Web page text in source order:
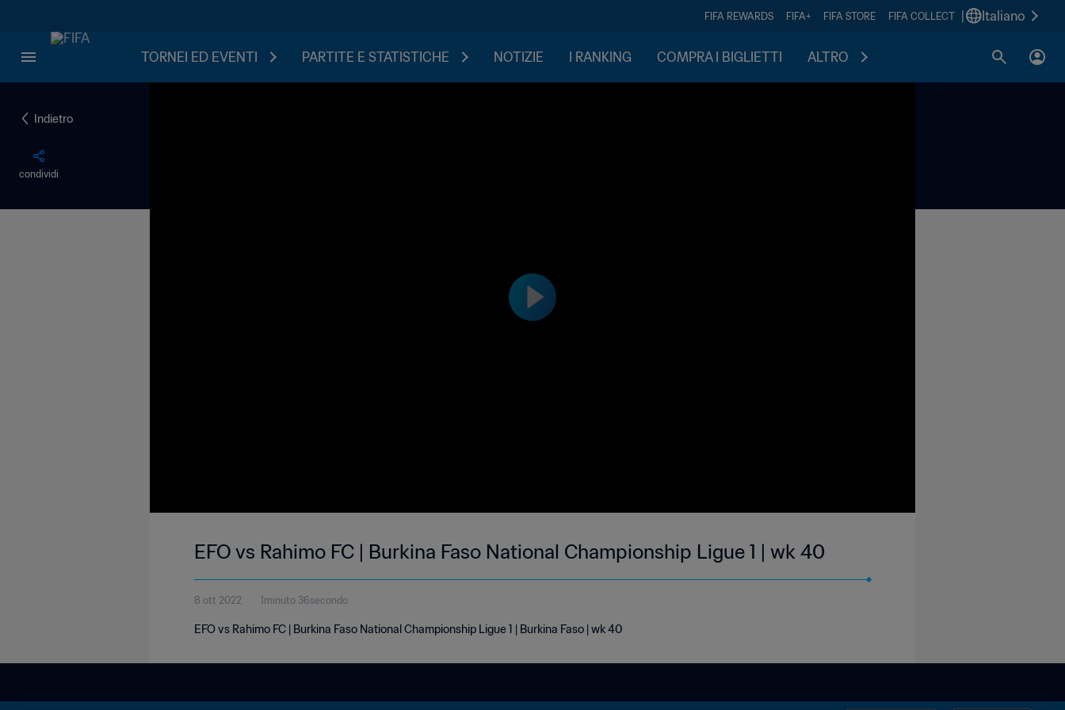
FIFA REWARDS FIFA+ FIFA STORE FIFA COLLECT Italiano
TORNEI ED EVENTI PARTITE E STATISTICHE NOTIZIE I RANKING COMPRA I BIGLIETTI ALTRO
Indietro
condividi
EFO vs Rahimo FC | Burkina Faso National Championship Ligue 1 | wk 40
8 ott 2022 1minuto 36secondo
EFO vs Rahimo FC | Burkina Faso National Championship Ligue 1 | Burkina Faso | wk 40